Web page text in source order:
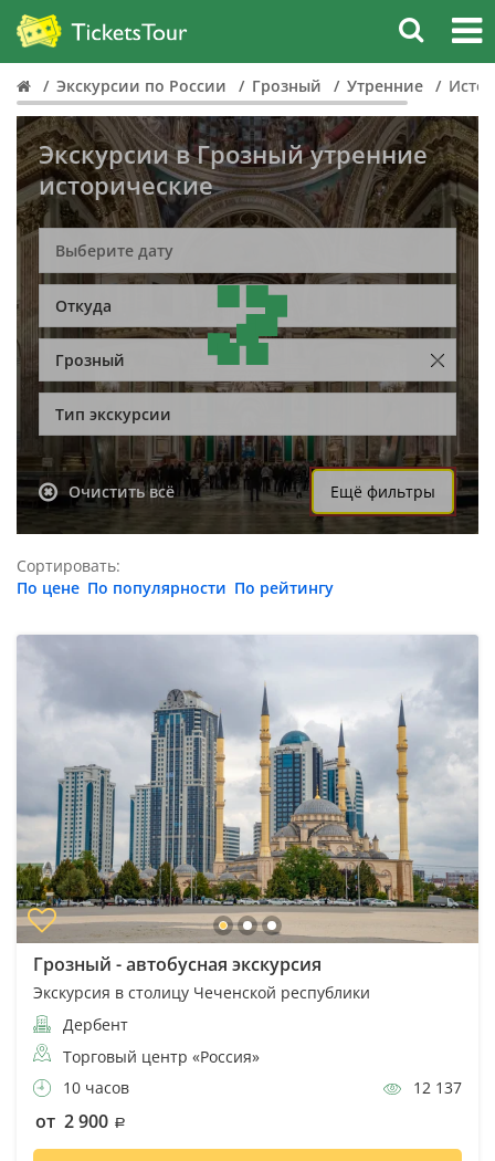
Экскурсии по России Грозный Утренние
Экскурсии в Грозный утренние
исторические
Откуда
Грозный
Тип экскурсии
Очистить всё Ещё фильтры
Сортировать:
По цене По популярности По рейтингу
Грозный - автобусная экскурсия
Экскурсия в столицу Чеченской республики
Дербент
Торговый центр «Россия»
10 часов
12 137
от 2 900